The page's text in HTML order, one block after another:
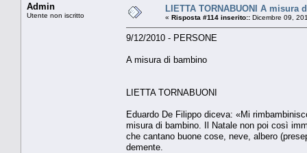
Admin
Utente non iscritto
LIETTA TORNABUONI A misura
« Risposta #114 inserito:: Dicembre 09,
9/12/2010 - PERSONE
A misura di bambino
LIETTA TORNABUONI
Eduardo De Filippo diceva: «Mi
misura di bambino. Il Natale non poi così
che cantano buone cose, neve, albero
demente.